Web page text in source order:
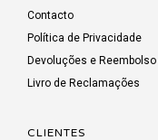
Contacto
Política de Privacidade
Devoluções e Reembolso
Livro de Reclamações
CLIENTES